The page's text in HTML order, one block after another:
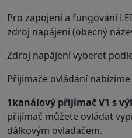
Pro zapojení a fungování
zdroj napájení (obecný
Zdroj napájení vyberet
Přijímače ovládání nabízíme
1kanálový přijímač V1 s
přijímač můžete ovládat
dálkovým ovladačem.